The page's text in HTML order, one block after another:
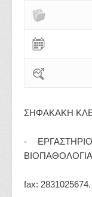
ΣΗΦΑΚΑΚΗ
-
fax: 2831025674.